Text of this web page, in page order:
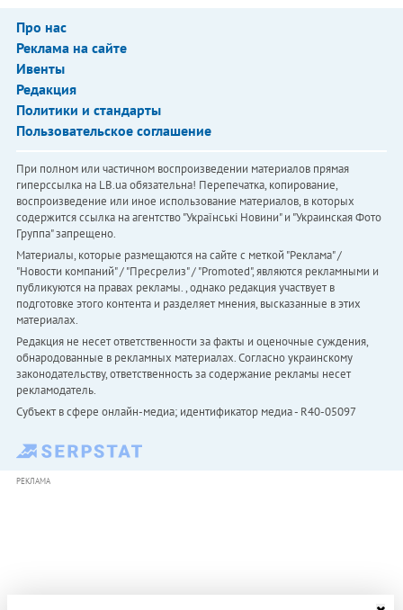
Про нас
Реклама на сайте
Ивенты
Редакция
Политики и стандарты
Пользовательское соглашение
При полном или частичном воспроизведении материалов прямая
гиперссылка на LB.ua обязательна! Перепечатка, копирование,
воспроизведение или иное использование материалов, в которых
содержится ссылка на агентство "Українськi Новини" и "Украинская Фото
Группа" запрещено.
Материалы, которые размещаются на сайте с меткой "Реклама" /
"Новости компаний" / "Пресрелиз" / "Promoted", являются рекламными и
публикуются на правах рекламы. , однако редакция участвует в
подготовке этого контента и разделяет мнения, высказанные в этих
материалах.
Редакция не несет ответственности за факты и оценочные суждения,
обнародованные в рекламных материалах. Согласно украинскому
законодательству, ответственность за содержание рекламы несет
рекламодатель.
Субъект в сфере онлайн-медиа; идентификатор медиа - R40-05097
РЕКЛАМА